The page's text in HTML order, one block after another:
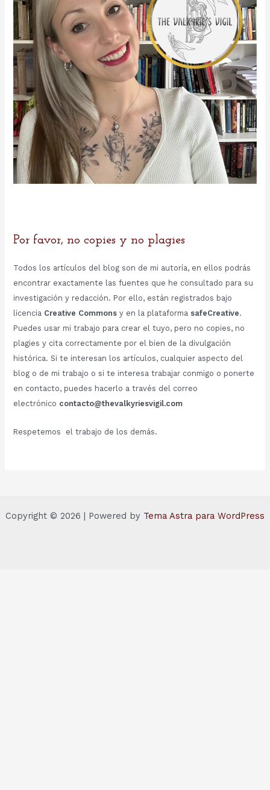
:
Por favor, no copies y no plagies
Todos los artículos del blog son de mi autoría, en ellos podrás
encontrar exactamente las fuentes que he consultado para su
investigación y redacción. Por ello, están registrados bajo
licencia Creative Commonsy en la plataforma safeCreative.
Puedes usar mi trabajo para crear el tuyo, pero no copies, no
plagies y cita correctamente por el bien de la divulgación
histórica. Si te interesan los artículos, cualquier aspecto del
blog o de mi trabajo o si te interesa trabajar conmigo o ponerte
en contacto, puedes hacerlo a través del correo
electrónico contacto@thevalkyriesvigil.com
Respetemos el trabajo de los demás.
Copyright © 2026 | Powered by Tema Astra para WordPress